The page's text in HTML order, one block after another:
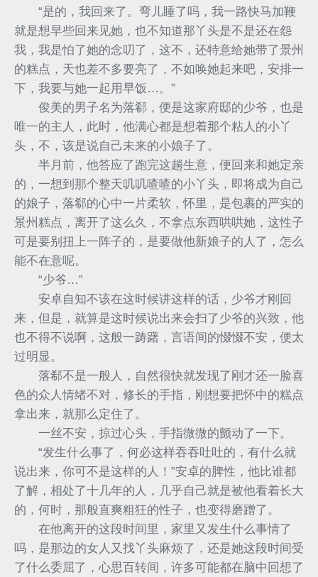
“是的，我回来了。弯儿睡了吗，我一路快马加鞭
就是想早些回来见她，也不知道那丫头是不是还在怨
我，我是怕了她的念叨了，这不，还特意给她带了景州
的糕点，天也差不多要亮了，不如唤她起来吧，安排一
下，我要与她一起用早饭…。”
俊美的男子名为落郗，便是这家府邸的少爷，也是
唯一的主人，此时，他满心都是想着那个粘人的小丫
头，不，该是说自己未来的小娘子了。
半月前，他答应了跑完这趟生意，便回来和她定亲
的，一想到那个整天叽叽喳喳的小丫头，即将成为自己
的娘子，落郗的心中一片柔软，怀里，是包裹的严实的
景州糕点，离开了这么久，不拿点东西哄哄她，这性子
可是要别扭上一阵子的，是要做他新娘子的人了，怎么
能不在意呢。
“少爷…”
安卓自知不该在这时候讲这样的话，少爷才刚回
来，但是，就算是这时候说出来会扫了少爷的兴致，他
也不得不说啊，这般一踌躇，言语间的惙惙不安，便太
过明显。
落郗不是一般人，自然很快就发现了刚才还一脸喜
色的众人情绪不对，修长的手指，刚想要把怀中的糕点
拿出来，就那么定住了。
一丝不安，掠过心头，手指微微的颤动了一下。
“发生什么事了，何必这样吞吞吐吐的，有什么就
说出来，你可不是这样的人！”安卓的脾性，他比谁都
了解，相处了十几年的人，几乎自己就是被他看着长大
的，何时，那般直爽粗狂的性子，也变得磨蹭了。
在他离开的这段时间里，家里又发生什么事情了
吗，是那边的女人又找丫头麻烦了，还是她这段时间受
了什么委屈了，心思百转间，许多可能都在脑中回想了